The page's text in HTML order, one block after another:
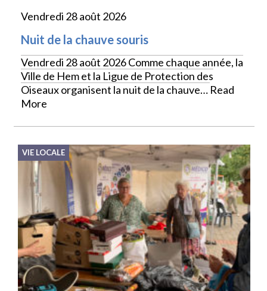
Vendredi 28 août 2026
Nuit de la chauve souris
Vendredi 28 août 2026 Comme chaque année, la
Ville de Hem et la Ligue de Protection des
Oiseaux organisent la nuit de la chauve… Read
More
VIE LOCALE